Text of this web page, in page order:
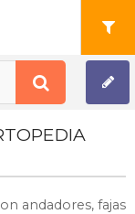
andadores, fajas